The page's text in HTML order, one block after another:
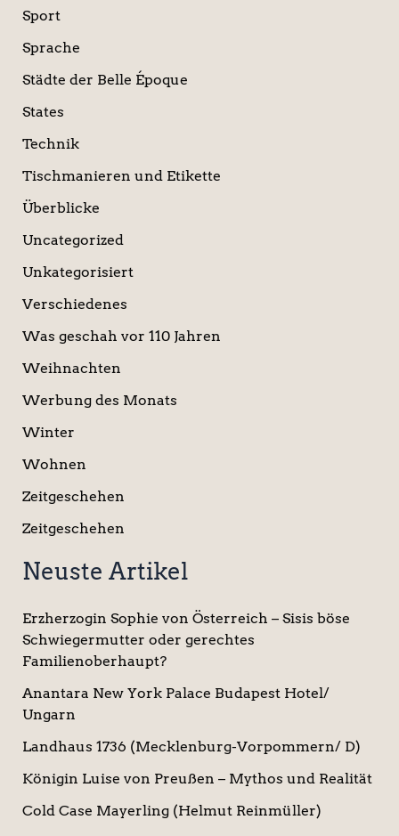
Sport
Sprache
Städte der Belle Époque
States
Technik
Tischmanieren und Etikette
Überblicke
Uncategorized
Unkategorisiert
Verschiedenes
Was geschah vor 110 Jahren
Weihnachten
Werbung des Monats
Winter
Wohnen
Zeitgeschehen
Zeitgeschehen
Neuste Artikel
Erzherzogin Sophie von Österreich – Sisis böse
Schwiegermutter oder gerechtes
Familienoberhaupt?
Anantara New York Palace Budapest Hotel/
Ungarn
Landhaus 1736 (Mecklenburg-Vorpommern/ D)
Königin Luise von Preußen – Mythos und Realität
Cold Case Mayerling (Helmut Reinmüller)